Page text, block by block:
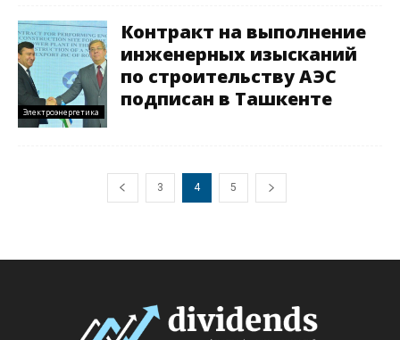
Электроэнергетика
Контракт на выполнение
инженерных изысканий
по строительству АЭС
подписан в Ташкенте
3 4 5